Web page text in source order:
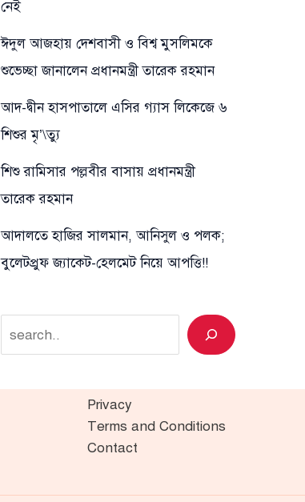
নেই
ঈদুল আজহায় দেশবাসী ও বিশ্ব মুসলিমকে
শুভেচ্ছা জানালেন প্রধানমন্ত্রী তারেক রহমান
আদ-দ্বীন হাসপাতালে এসির গ্যাস লিকেজে ৬
শিশুর মৃ’\ত্যু
শিশু রামিসার পল্লবীর বাসায় প্রধানমন্ত্রী
তারেক রহমান
আদালতে হাজির সালমান, আনিসুল ও পলক;
বুলেটপ্রুফ জ্যাকেট-হেলমেট নিয়ে আপত্তি!!
Privacy
Terms and Conditions
Contact